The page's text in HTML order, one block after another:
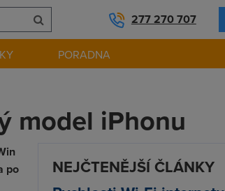
277 270 707
PORADNA
model iPhonu
po
NEJČTENĚJŠÍ ČLÁNKY